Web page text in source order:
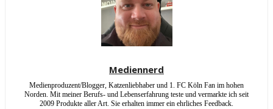
Mediennerd
Medienproduzent/Blogger, Katzenliebhaber und 1. FC Köln Fan im hohen
Norden. Mit meiner Berufs- und Lebenserfahrung teste und vermarkte ich seit
2009 Produkte aller Art. Sie erhalten immer ein ehrliches Feedback.